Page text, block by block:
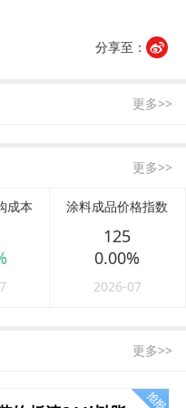
分享至：
更多>>
更多>>
成本 涂料成品价格指数
125
0.00%
2026-07
更多>>